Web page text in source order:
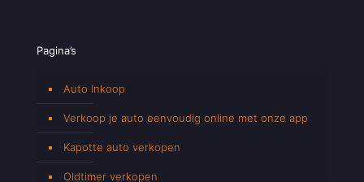
Pagina’s
Auto Inkoop
Verkoop je auto eenvoudig online met onze app
Kapotte auto verkopen
Oldtimer verkopen